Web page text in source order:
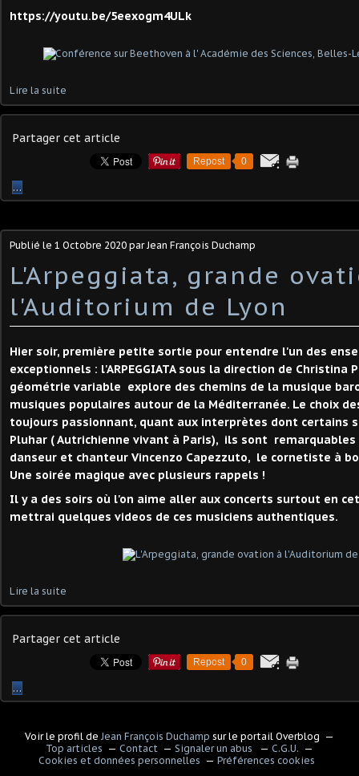
https://youtu.be/5eexogm4ULk
Lire la suite
Partager cet article
Repost 0
…
Publié le 1 Octobre 2020 par Jean François Duchamp
L'Arpeggiata, grande
l'Auditorium de Lyon
Hier soir, première petite sortie pour entendre l'un des
exceptionnels : l'ARPEGGIATA sous la direction de Christina
géométrie variable explore des chemins de la musique
musiques populaires autour de la Méditerranée. Le choix
toujours passionnant, quant aux interprètes dont certains
Pluhar ( Autrichienne vivant à Paris), ils sont
danseur et chanteur Vincenzo Capezzuto, le cornetiste à
Une soirée magique avec plusieurs rappels !
Il y a des soirs où l'on aime aller aux concerts surtout en
mettrai quelques videos de ces musiciens authentiques.
Lire la suite
Partager cet article
Repost 0
…
Voir le profil de Jean François Duchamp sur le portail Overblog
Top articles
Contact Signaler un abus
C.G.U.
Cookies et données personnelles
Préférences cookies